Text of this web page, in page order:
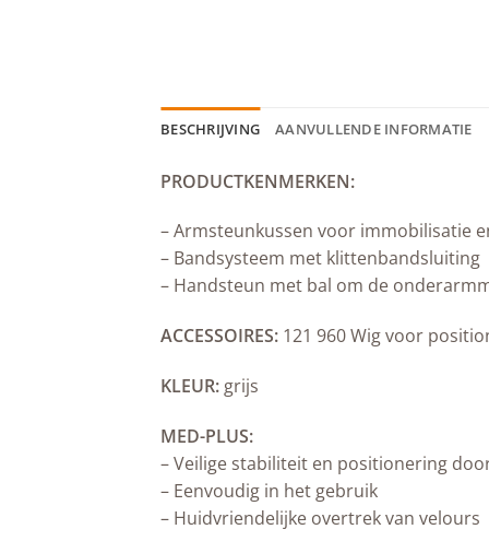
BESCHRIJVING AANVULLENDE INFORMATIE
PRODUCTKENMERKEN:
– Armsteunkussen voor immobilisatie
– Bandsysteem met klittenbandsluiting
– Handsteun met bal om de
ACCESSOIRES: 121 960 Wig voor
KLEUR: grijs
MED-PLUS:
– Veilige stabiliteit en positionering
– Eenvoudig in het gebruik
– Huidvriendelijke overtrek van velours